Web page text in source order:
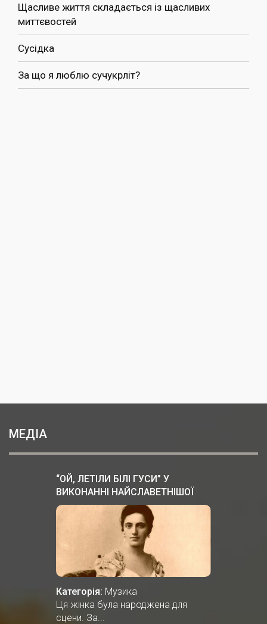
Щасливе життя складається із щасливих
миттєвостей
Сусідка
За що я люблю сучукрліт?
МЕДІА
“ОЙ, ЛЕТІЛИ БІЛІ ГУСИ” У
ВИКОНАННІ НАЙСЛАВЕТНІШОЇ
ОПЕРНОЇ СПІВАЧКИ СОЛОМIЇ
КРУШЕЛЬНИЦЬКОЇ
Категорія: Музика
Ця жінка була народжена для
сцени. За...